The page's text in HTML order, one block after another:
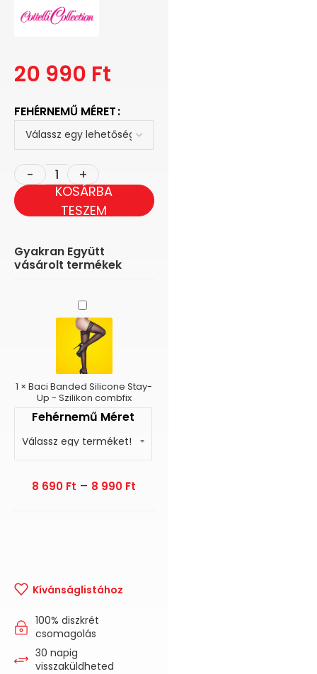
20 990 Ft
FEHÉRNEMŰ MÉRET
KOSÁRBA
TESZEM
Gyakran Együtt
vásárolt termékek
Baci
Banded
Silicone
Stay-
Up
-
Szilikon
combfix
1 ×Baci Banded Silicone Stay-
Up - Szilikon combfix
Fehérnemű Méret
8 690 Ft – 8 990 Ft
Kívánságlistához
100% diszkrét
csomagolás
30 napig
visszaküldheted